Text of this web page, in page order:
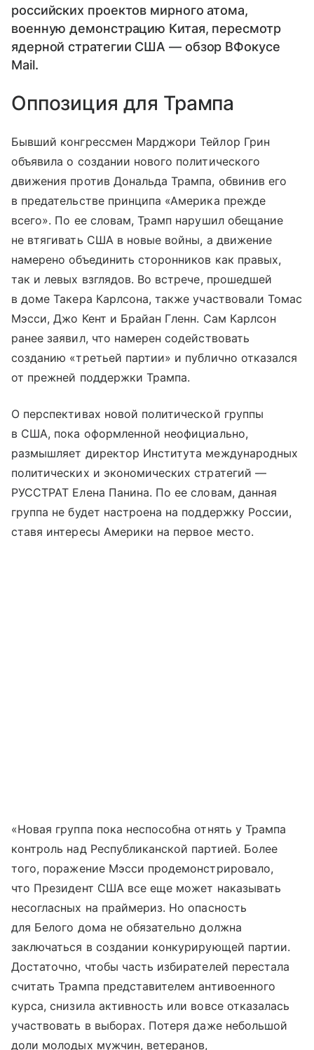
российских проектов мирного атома,
военную демонстрацию Китая, пересмотр
ядерной стратегии США — обзор ВФокусе
Mail.
Оппозиция для Трампа
Бывший конгрессмен Марджори Тейлор Грин
объявила о создании нового политического
движения против Дональда Трампа, обвинив его
в предательстве принципа «Америка прежде
всего». По ее словам, Трамп нарушил обещание
не втягивать США в новые войны, а движение
намерено объединить сторонников как правых,
так и левых взглядов. Во встрече, прошедшей
в доме Такера Карлсона, также участвовали Томас
Мэсси, Джо Кент и Брайан Гленн. Сам Карлсон
ранее заявил, что намерен содействовать
созданию «третьей партии» и публично отказался
от прежней поддержки Трампа.
О перспективах новой политической группы
в США, пока оформленной неофициально,
размышляет директор Института международных
политических и экономических стратегий —
РУССТРАТ Елена Панина. По ее словам, данная
группа не будет настроена на поддержку России,
ставя интересы Америки на первое место.
«Новая группа пока неспособна отнять у Трампа
контроль над Республиканской партией. Более
того, поражение Мэсси продемонстрировало,
что Президент США все еще может наказывать
несогласных на праймериз. Но опасность
для Белого дома не обязательно должна
заключаться в создании конкурирующей партии.
Достаточно, чтобы часть избирателей перестала
считать Трампа представителем антивоенного
курса, снизила активность или вовсе отказалась
участвовать в выборах. Потеря даже небольшой
доли молодых мужчин, ветеранов,